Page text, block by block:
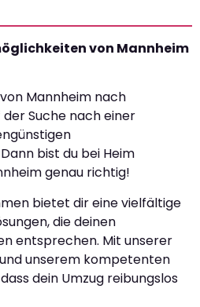
von Mannheim
Mannheim nach
Suche nach einer
bist du bei Heim
genau richtig!
bietet dir eine vielfältige
die deinen
entsprechen. Mit unserer
unserem kompetenten
dein Umzug reibungslos